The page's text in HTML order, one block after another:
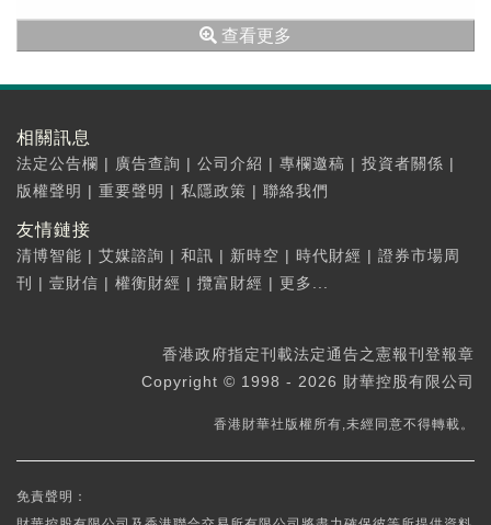
查看更多
相關訊息
法定公告欄 | 廣告查詢 | 公司介紹 | 專欄邀稿 | 投資者關係 |
版權聲明 | 重要聲明 | 私隱政策 | 聯絡我們
友情鏈接
清博智能 | 艾媒諮詢 | 和訊 | 新時空 | 時代財經 | 證券市場周
刊
| 壹財信 | 權衡財經 | 攬富財經 | 更多...
香港政府指定刊載法定通告之憲報刊登報章
Copyright © 1998 - 2026 財華控股有限公司
香港財華社版權所有,未經同意不得轉載。
免責聲明：